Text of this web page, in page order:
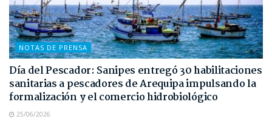
NOTAS DE PRENSA
Día del Pescador: Sanipes entregó 30 habilitaciones
sanitarias a pescadores de Arequipa impulsando la
formalización y el comercio hidrobiológico
25/06/2026